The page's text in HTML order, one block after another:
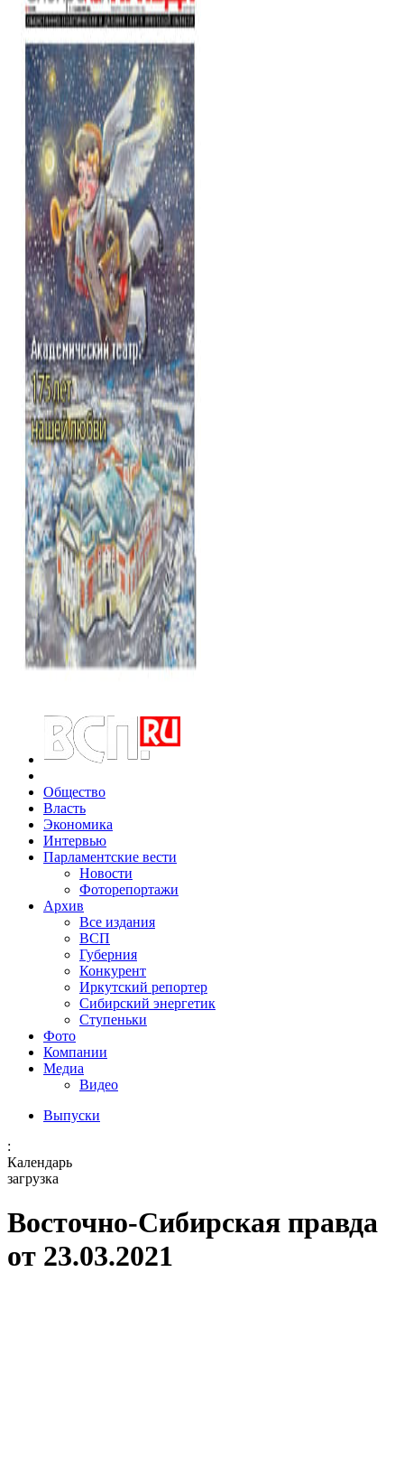
Общество
Власть
Экономика
Интервью
Парламентские вести
Новости
Фоторепортажи
Архив
Все издания
ВСП
Губерния
Конкурент
Иркутский репортер
Сибирский энергетик
Ступеньки
Фото
Компании
Медиа
Видео
Выпуски
:
Календарь
загрузка
Восточно-Сибирская правда
от 23.03.2021